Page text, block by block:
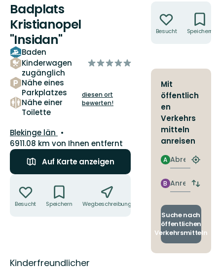
Badplats
Kristianopel
"Insidan"
Baden
Kinderwagen
zugänglich
Nähe eines
Parkplatzes
Nähe einer
Toilette
von
diesen ort
bewerten!
Landkreis:
Blekinge län
6911.08 km von Ihnen entfernt
Auf Karte anzeigen
Besucht Speichern Wegbeschreibung
Beschreibung
Kinderfreundlicher
Besucht Speichern
Mit
öffentlich
en
Verkehrs
mitteln
anreisen
Abreise
A
finden
Anreise
B
Suche nach
öffentlichen
Verkehrsmitteln